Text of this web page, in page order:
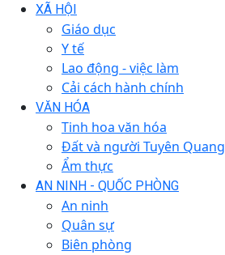
XÃ HỘI
Giáo dục
Y tế
Lao động - việc làm
Cải cách hành chính
VĂN HÓA
Tinh hoa văn hóa
Đất và người Tuyên Quang
Ẩm thực
AN NINH - QUỐC PHÒNG
An ninh
Quân sự
Biên phòng